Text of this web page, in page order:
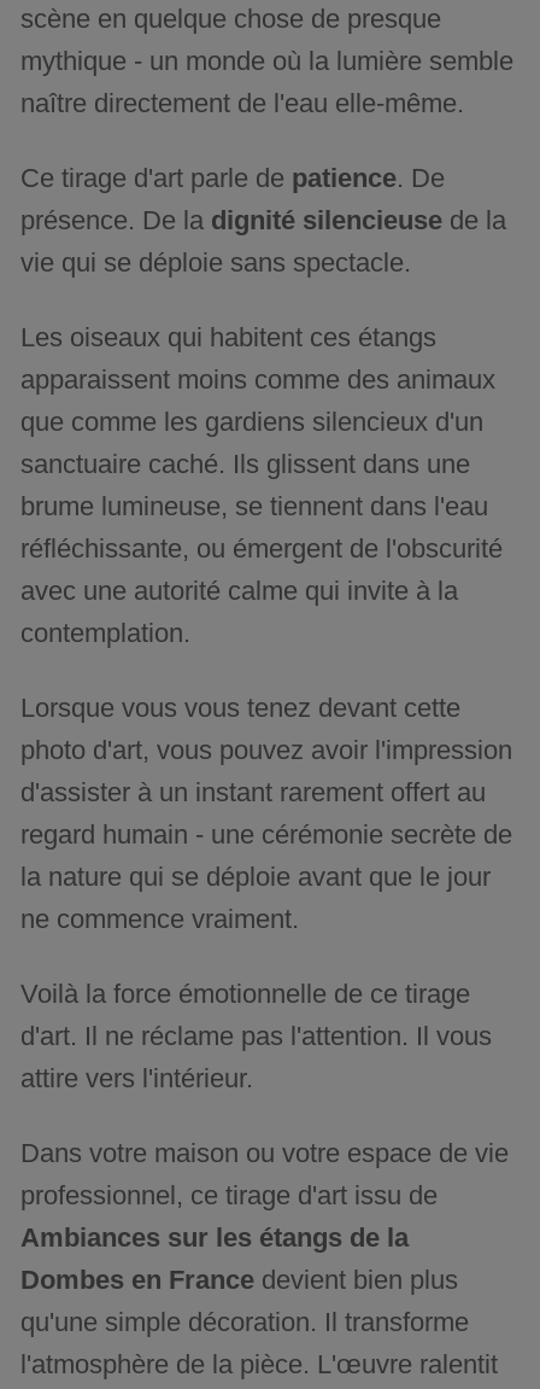
scène en quelque chose de presque
mythique - un monde où la lumière semble
naître directement de l'eau elle-même.
Ce tirage d'art parle de patience. De
présence. De la dignité silencieuse de la
vie qui se déploie sans spectacle.
Les oiseaux qui habitent ces étangs
apparaissent moins comme des animaux
que comme les gardiens silencieux d'un
sanctuaire caché. Ils glissent dans une
brume lumineuse, se tiennent dans l'eau
réfléchissante, ou émergent de l'obscurité
avec une autorité calme qui invite à la
contemplation.
Lorsque vous vous tenez devant cette
photo d'art, vous pouvez avoir l'impression
d'assister à un instant rarement offert au
regard humain - une cérémonie secrète de
la nature qui se déploie avant que le jour
ne commence vraiment.
Voilà la force émotionnelle de ce tirage
d'art. Il ne réclame pas l'attention. Il vous
attire vers l'intérieur.
Dans votre maison ou votre espace de vie
professionnel, ce tirage d'art issu de
Ambiances sur les étangs de la
Dombes en France devient bien plus
qu'une simple décoration. Il transforme
l'atmosphère de la pièce. L'œuvre ralentit